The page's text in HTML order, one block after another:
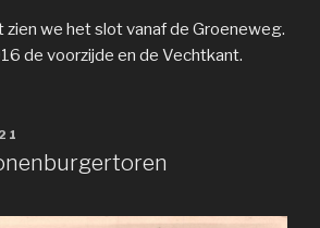
zien we het slot vanaf de Groeneweg.
de voorzijde en de Vechtkant.